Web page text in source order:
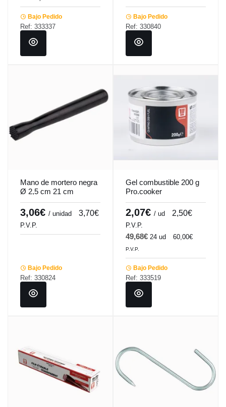
Bajo Pedido
Ref: 333337
Bajo Pedido
Ref: 330840
Mano de mortero negra
Ø 2,5 cm 21 cm
Pro.mundi
3,06€ / unidad 3,70€
P.V.P.
Bajo Pedido
Ref: 330824
Gel combustible 200 g
Pro.cooker
2,07€ / ud 2,50€
P.V.P.
49,68€ 24 ud 60,00€
P.V.P.
Bajo Pedido
Ref: 333519